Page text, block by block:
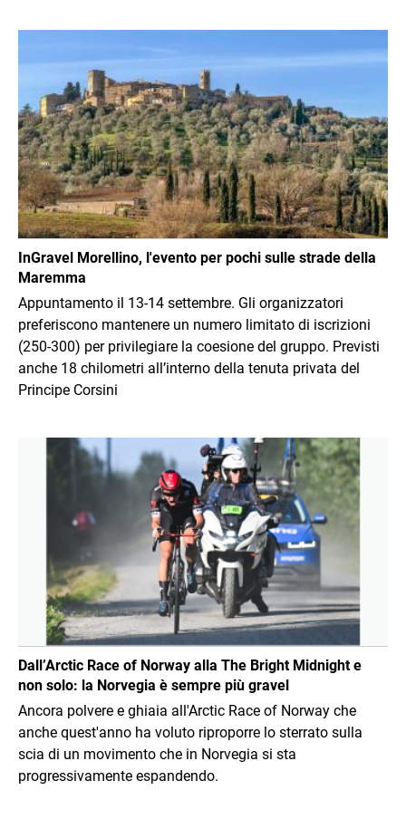
InGravel Morellino, l'evento per pochi sulle strade della
Maremma
Appuntamento il 13-14 settembre. Gli organizzatori
preferiscono mantenere un numero limitato di iscrizioni
(250-300) per privilegiare la coesione del gruppo. Previsti
anche 18 chilometri all’interno della tenuta privata del
Principe Corsini
Immagine
Dall’Arctic Race of Norway alla The Bright Midnight e
non solo: la Norvegia è sempre più gravel
Ancora polvere e ghiaia all'Arctic Race of Norway che
anche quest'anno ha voluto riproporre lo sterrato sulla
scia di un movimento che in Norvegia si sta
progressivamente espandendo.